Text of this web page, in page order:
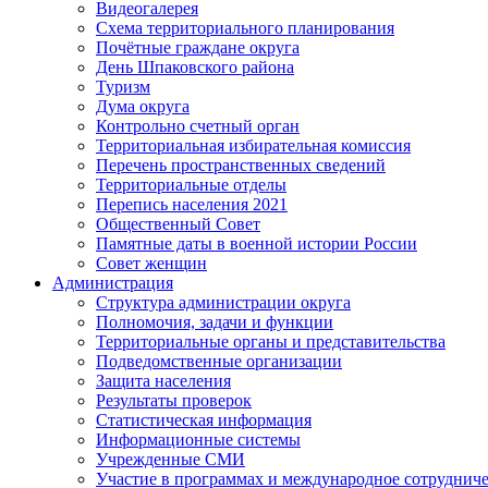
Видеогалерея
Схема территориального планирования
Почётные граждане округа
День Шпаковского района
Туризм
Дума округа
Контрольно счетный орган
Территориальная избирательная комиссия
Перечень пространственных сведений
Территориальные отделы
Перепись населения 2021
Общественный Совет
Памятные даты в военной истории России
Совет женщин
Администрация
Структура администрации округа
Полномочия, задачи и функции
Территориальные органы и представительства
Подведомственные организации
Защита населения
Результаты проверок
Статистическая информация
Информационные системы
Учрежденные СМИ
Участие в программах и международное